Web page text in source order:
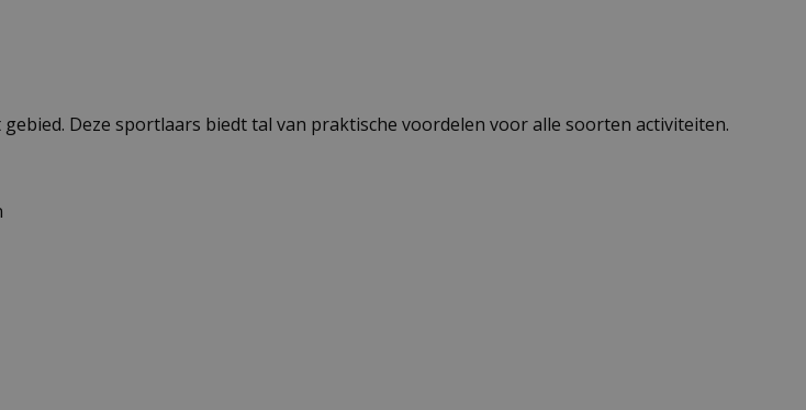
Deze sportlaars biedt tal van praktische voordelen voor alle soorten activiteiten.